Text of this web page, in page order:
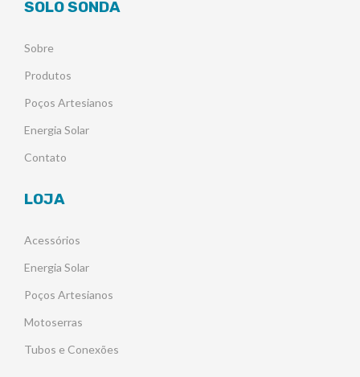
SOLO SONDA
Sobre
Produtos
Poços Artesianos
Energia Solar
Contato
LOJA
Acessórios
Energia Solar
Poços Artesianos
Motoserras
Tubos e Conexões